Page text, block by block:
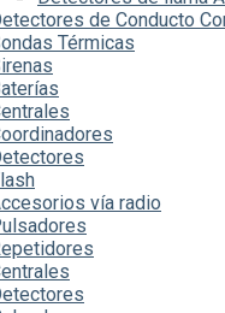
de Conducto
Térmicas
vía radio